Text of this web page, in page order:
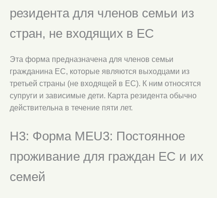
резидента для членов семьи из
стран, не входящих в ЕС
Эта форма предназначена для членов семьи
гражданина ЕС, которые являются выходцами из
третьей страны (не входящей в ЕС). К ним относятся
супруги и зависимые дети. Карта резидента обычно
действительна в течение пяти лет.
H3: Форма MEU3: Постоянное
проживание для граждан ЕС и их
семей